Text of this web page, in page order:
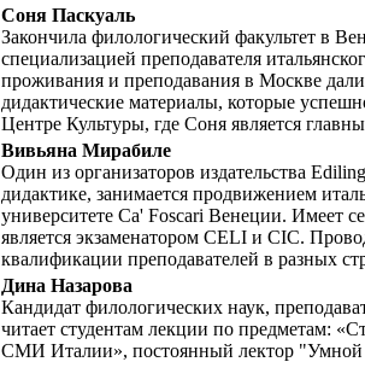
Соня Паскуаль
Закончила филологический факультет в
специализацией преподавателя
проживания и преподавания в Москве дали
дидактические материалы, которые
Центре Культуры, где Соня является
Вивьяна Мирабиле
Один из организаторов издательства
дидактике, занимается продвижением
университете Ca' Foscari Венеции. Имеет
является экзаменатором CELI и CIC.
квалификации преподавателей в разных
Дина Назарова
Кандидат филологических наук,
читает студентам лекции по предметам:
СМИ Италии», постоянный лектор